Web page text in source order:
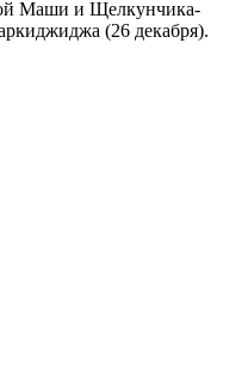
Маши и Щелкунчика-
(26 декабря).